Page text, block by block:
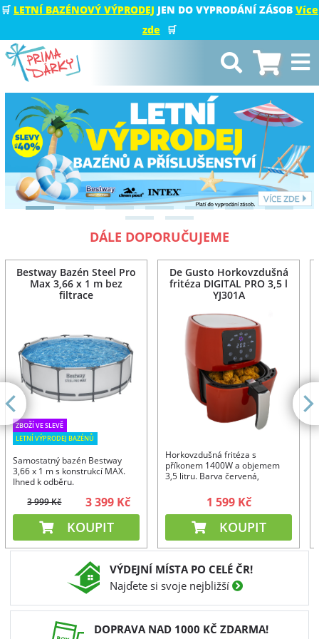
🛒 LETNÍ BAZÉNOVÝ VÝPRODEJ JEN DO VYPRODÁNÍ ZÁSOB Více
zde
🛒
DÁLE DOPORUČUJEME
Bestway Bazén Steel Pro
Max 3,66 x 1 m bez
filtrace
ZBOŽÍ VE SLEVĚ
LETNÍ VÝPRODEJ BAZÉNŮ
Samostatný bazén Bestway
3,66 x 1 m s konstrukcí MAX.
Ihned k odběru.
3 999 Kč
3 399 Kč
KOUPIT
De Gusto Horkovzdušná
fritéza DIGITAL PRO 3,5 l
YJ301A
Horkovzdušná fritéza s
příkonem 1400W a objemem
3,5 litru. Barva červená,
přednastavenými programy.
1 599 Kč
KOUPIT
VÝDEJNÍ MÍSTA PO CELÉ ČR!
Najďete si svoje nejbližší
DOPRAVA NAD 1000 KČ ZDARMA!